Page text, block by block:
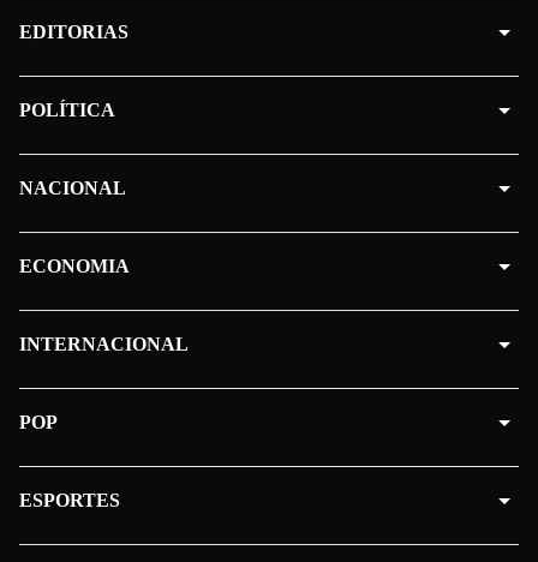
EDITORIAS
POLÍTICA
NACIONAL
ECONOMIA
INTERNACIONAL
POP
ESPORTES